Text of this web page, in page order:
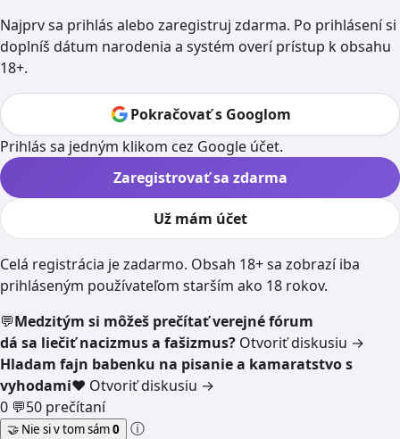
Najprv sa prihlás alebo zaregistruj zdarma. Po prihlásení si
doplníš dátum narodenia a systém overí prístup k obsahu
18+.
Pokračovať s Googlom
Prihlás sa jedným klikom cez Google účet.
Zaregistrovať sa zdarma
Už mám účet
Celá registrácia je zadarmo. Obsah 18+ sa zobrazí iba
prihláseným používateľom starším ako 18 rokov.
💬Medzitým si môžeš prečítať verejné fórum
dá sa liečiť nacizmus a fašizmus? Otvoriť diskusiu →
Hladam fajn babenku na pisanie a kamaratstvo s
vyhodami❤️ Otvoriť diskusiu →
0 💬50 prečítaní
🤝 Nie si v tom sám0
ⓘ